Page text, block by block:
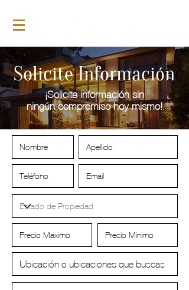
Solicite Información
¡Solicite información sin
ningún compromiso hoy mismo!